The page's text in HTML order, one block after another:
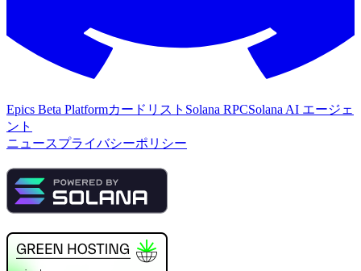
Epics Beta Platformカードリスト Solana RPCSolana AI エージェ
ント
ニュースプライバシーポリシー